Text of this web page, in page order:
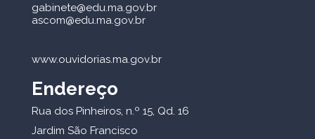
gabinete@edu.ma.gov.br
ascom@edu.ma.gov.br
www.ouvidorias.ma.gov.br
Endereço
Rua dos Pinheiros, n.º 15, Qd. 16
Jardim São Francisco